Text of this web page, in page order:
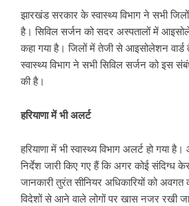
झारखंड सरकार के स्वास्थ्य विभाग ने सभी
है। सिविल सर्जन को सदर अस्पतालों में
कहा गया है। जिलों में तेजी से आइसोलेशन वार्ड
स्वास्थ्य विभाग ने सभी सिविल सर्जन को इस
की है।
हरियाणा में भी अलर्ट
हरियाणा में भी स्वास्थ्य विभाग अलर्ट हो गया
निर्देश जारी किए गए हैं कि अगर कोई संदिग्ध
जानकारी तुरंत सीनियर अधिकारियों को
विदेशों से आने वाले लोगों पर खास नजर रखी जा